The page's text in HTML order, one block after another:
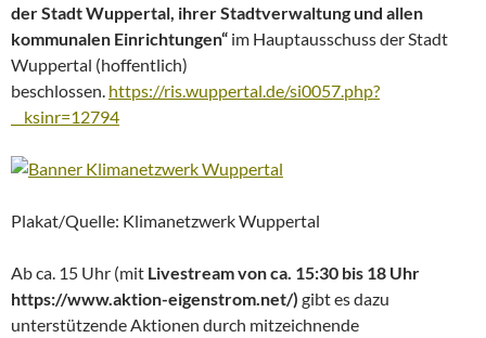
der Stadt Wuppertal, ihrer Stadtverwaltung und allen
kommunalen Einrichtungen“ im Hauptausschuss der Stadt
Wuppertal (hoffentlich)
beschlossen. https://ris.wuppertal.de/si0057.php?
__ksinr=12794
Plakat/Quelle: Klimanetzwerk Wuppertal
Ab ca. 15 Uhr (mit Livestream von ca. 15:30 bis 18 Uhr
https://www.aktion-eigenstrom.net/) gibt es dazu
unterstützende Aktionen durch mitzeichnende